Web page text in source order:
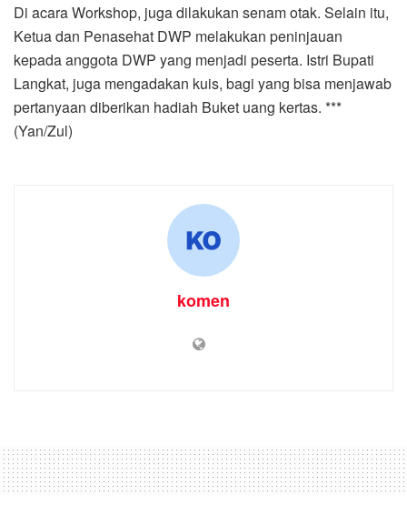
Di acara Workshop, juga dilakukan senam otak. Selain itu,
Ketua dan Penasehat DWP melakukan peninjauan
kepada anggota DWP yang menjadi peserta. Istri Bupati
Langkat, juga mengadakan kuis, bagi yang bisa menjawab
pertanyaan diberikan hadiah Buket uang kertas. ***
(Yan/Zul)
komen